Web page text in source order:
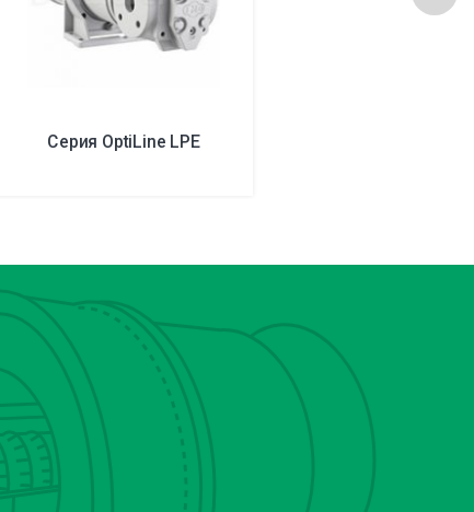
Серия OptiLine LPE